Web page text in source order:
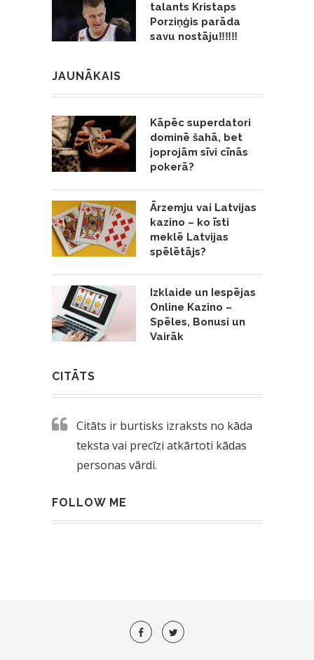
talants Kristaps
Porziņģis parāda
savu nostāju‼️‼️‼️
JAUNĀKAIS
Kāpēc superdatori
dominē šahā, bet
joprojām sīvi cīnās
pokerā?
Ārzemju vai Latvijas
kazino – ko īsti
meklē Latvijas
spēlētājs?
Izklaide un Iespējas
Online Kazino –
Spēles, Bonusi un
Vairāk
CITĀTS
Citāts ir burtisks izraksts no kāda
teksta vai precīzi atkārtoti kādas
personas vārdi.
FOLLOW ME